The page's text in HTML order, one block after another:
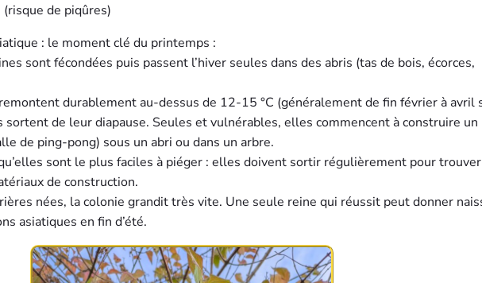
de piqûres)
: le moment clé du printemps :
sont fécondées puis passent l’hiver seules dans des abris (tas de bois, écorces,
durablement au-dessus de 12-15 °C (généralement de fin février à avril
sortent de leur diapause. Seules et vulnérables, elles commencent à construire
de ping-pong) sous un abri ou dans un arbre.
sont le plus faciles à piéger : elles doivent sortir régulièrement pour
de construction.
nées, la colonie grandit très vite. Une seule reine qui réussit peut donner
asiatiques en fin d’été.